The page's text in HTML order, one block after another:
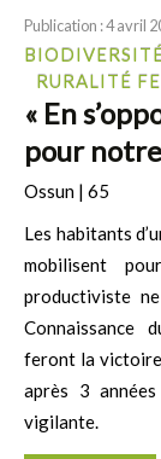
Publication : 4 avril
RURALITÉ
« En
pour
Ossun | 65
Les habitants
mobilisent
productiviste
Connaissance
feront la victoire
après 3
vigilante.